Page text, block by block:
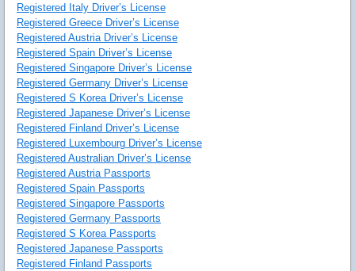
Registered Italy Driver’s License
Registered Greece Driver’s License
Registered Austria Driver’s License
Registered Spain Driver’s License
Registered Singapore Driver’s License
Registered Germany Driver’s License
Registered S Korea Driver’s License
Registered Japanese Driver’s License
Registered Finland Driver’s License
Registered Luxembourg Driver’s License
Registered Australian Driver’s License
Registered Austria Passports
Registered Spain Passports
Registered Singapore Passports
Registered Germany Passports
Registered S Korea Passports
Registered Japanese Passports
Registered Finland Passports